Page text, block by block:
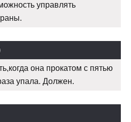
управлять
она прокатом с пятью
упала. Должен.